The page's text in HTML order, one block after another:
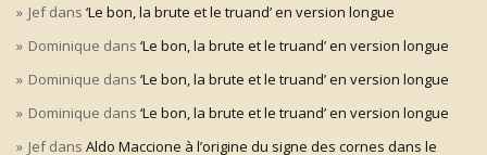
Jefdans ‘Le bon, la brute et le truand’ en version longue
Dominique dans ‘Le bon, la brute et le truand’ en version longue
Dominique dans ‘Le bon, la brute et le truand’ en version longue
Dominique dans ‘Le bon, la brute et le truand’ en version longue
Jefdans Aldo Maccione à l’origine du signe des cornes dans le